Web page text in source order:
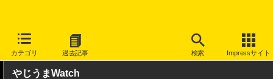
カテゴリ 過去記事 検索 Impressサイト
INTERNET Watch トピック
やじうまWatch